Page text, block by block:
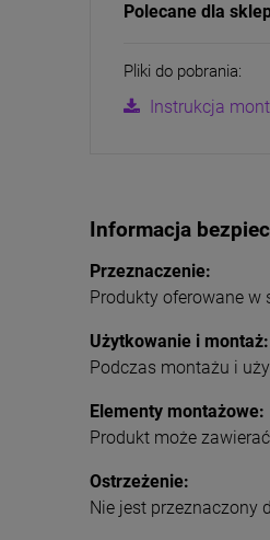
Polecane dla
Pliki do pobrania:
Instrukcja
Informacja
Przeznaczenie:
Produkty oferowane w
Użytkowanie i montaż:
Podczas montażu i
Elementy montażowe:
Produkt może
Ostrzeżenie:
Nie jest przeznaczony